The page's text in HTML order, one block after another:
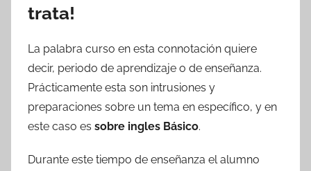
trata!
La palabra curso en esta connotación quiere
decir, periodo de aprendizaje o de enseñanza.
Prácticamente esta son intrusiones y
preparaciones sobre un tema en específico, y en
este caso es sobre ingles Básico.
Durante este tiempo de enseñanza el alumno